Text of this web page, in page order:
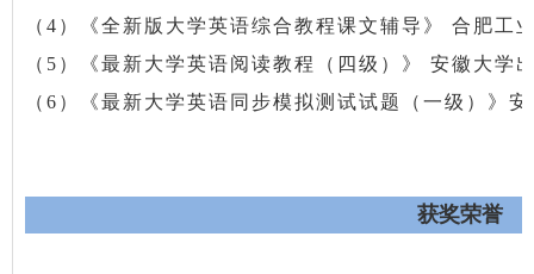
（ 4 ）《全新版大学英语综合教程课文辅导》 合肥工
（ 5 ）《最新大学英语阅读教程（四级）》 安徽大学
（ 6 ）《最新大学英语同步模拟测试试题（一级）》
获奖荣誉